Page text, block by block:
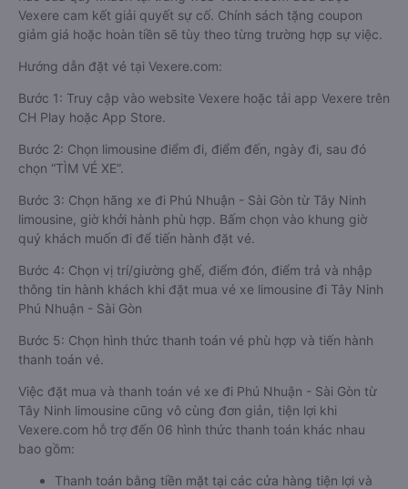
Vexere cam kết giải quyết sự cố. Chính sách tặng coupon
giảm giá hoặc hoàn tiền sẽ tùy theo từng trường hợp sự việc.
Hướng dẫn đặt vé tại Vexere.com:
Bước 1: Truy cập vào website Vexere hoặc tải app Vexere trên
CH Play hoặc App Store.
Bước 2: Chọn limousine điểm đi, điểm đến, ngày đi, sau đó
chọn “TÌM VÉ XE”.
Bước 3: Chọn hãng xe đi Phú Nhuận - Sài Gòn từ Tây Ninh
limousine, giờ khởi hành phù hợp. Bấm chọn vào khung giờ
quý khách muốn đi để tiến hành đặt vé.
Bước 4: Chọn vị trí/giường ghế, điểm đón, điểm trả và nhập
thông tin hành khách khi đặt mua vé xe limousine đi Tây Ninh
Phú Nhuận - Sài Gòn
Bước 5: Chọn hình thức thanh toán vé phù hợp và tiến hành
thanh toán vé.
Việc đặt mua và thanh toán vé xe đi Phú Nhuận - Sài Gòn từ
Tây Ninh limousine cũng vô cùng đơn giản, tiện lợi khi
Vexere.com hỗ trợ đến 06 hình thức thanh toán khác nhau
bao gồm:
Thanh toán bằng tiền mặt tại các cửa hàng tiện lợi và